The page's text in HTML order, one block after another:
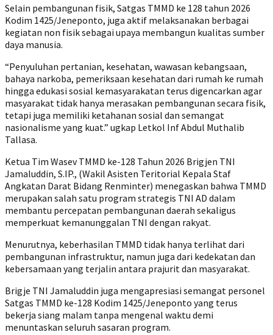
Selain pembangunan fisik, Satgas TMMD ke 128 tahun 2026
Kodim 1425/Jeneponto, juga aktif melaksanakan berbagai
kegiatan non fisik sebagai upaya membangun kualitas sumber
daya manusia.
“Penyuluhan pertanian, kesehatan, wawasan kebangsaan,
bahaya narkoba, pemeriksaan kesehatan dari rumah ke rumah
hingga edukasi sosial kemasyarakatan terus digencarkan agar
masyarakat tidak hanya merasakan pembangunan secara fisik,
tetapi juga memiliki ketahanan sosial dan semangat
nasionalisme yang kuat.” ugkap Letkol Inf Abdul Muthalib
Tallasa.
Ketua Tim Wasev TMMD ke-128 Tahun 2026 Brigjen TNI
Jamaluddin, S.IP., (Wakil Asisten Teritorial Kepala Staf
Angkatan Darat Bidang Renminter) menegaskan bahwa TMMD
merupakan salah satu program strategis TNI AD dalam
membantu percepatan pembangunan daerah sekaligus
memperkuat kemanunggalan TNI dengan rakyat.
Menurutnya, keberhasilan TMMD tidak hanya terlihat dari
pembangunan infrastruktur, namun juga dari kedekatan dan
kebersamaan yang terjalin antara prajurit dan masyarakat.
Brigje TNI Jamaluddin juga mengapresiasi semangat personel
Satgas TMMD ke-128 Kodim 1425/Jeneponto yang terus
bekerja siang malam tanpa mengenal waktu demi
menuntaskan seluruh sasaran program.